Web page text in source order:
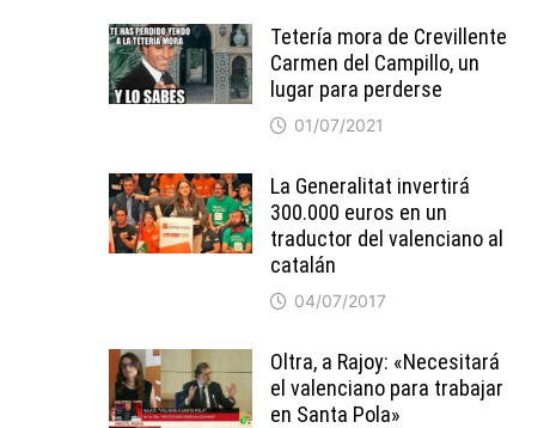
Tetería mora de Crevillente
Carmen del Campillo, un
lugar para perderse
01/07/2021
La Generalitat invertirá
300.000 euros en un
traductor del valenciano al
catalán
04/07/2017
Oltra, a Rajoy: «Necesitará
el valenciano para trabajar
en Santa Pola»